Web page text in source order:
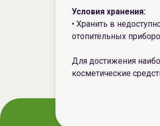
Условия хранения:
• Хранить в
отопительных
Для достижения
косметические